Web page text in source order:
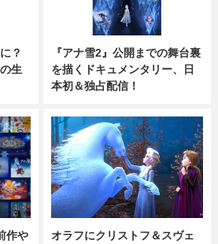
？
生
『アナ雪2』公開までの舞台裏
を描くドキュメンタリー、日
本初＆独占配信！
作や
オラフにクリストフ＆スヴェ